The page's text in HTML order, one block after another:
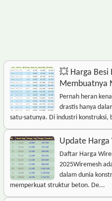
💥 Harga Besi
Membuatnya
Pernah heran
drastis hanya
satu-satunya. Di industri konstruksi,
Update
Daftar Harga
2025Wiremesh
dalam dunia
memperkuat struktur beton. De...